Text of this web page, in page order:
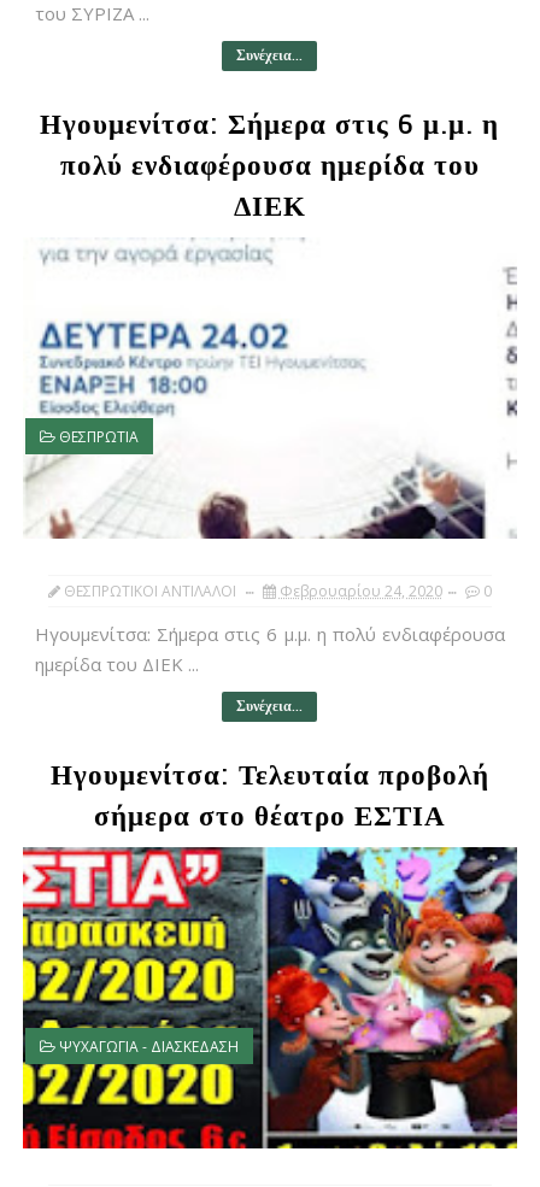
του ΣΥΡΙΖΑ ...
Συνέχεια...
Ηγουμενίτσα: Σήμερα στις 6 μ.μ. η
πολύ ενδιαφέρουσα ημερίδα του
ΔΙΕΚ
ΘΕΣΠΡΩΤΙΑ
ΘΕΣΠΡΩΤΙΚΟΙ ΑΝΤΙΛΑΛΟΙ Φεβρουαρίου 24, 2020 0
Ηγουμενίτσα: Σήμερα στις 6 μ.μ. η πολύ ενδιαφέρουσα
ημερίδα του ΔΙΕΚ ...
Συνέχεια...
Ηγουμενίτσα: Τελευταία προβολή
σήμερα στο θέατρο ΕΣΤΙΑ
ΨΥΧΑΓΩΓΙΑ - ΔΙΑΣΚΕΔΑΣΗ